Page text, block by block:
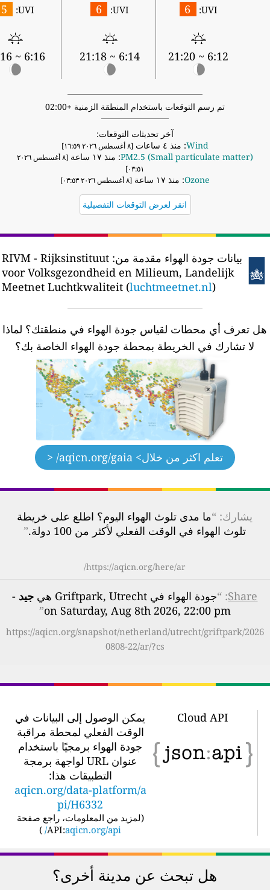
UVI:
6
6:12 ~ 21:20
UVI:
6
6:14 ~ 21:18
UVI:
5
6:16 ~ 21:16
تم رسم التوقعات باستخدام المنطقة الزمنية +02:00
آخر تحديثات التوقعات:
Wind: منذ ٤ ساعات
PM2.5 (Small particulate matter): منذ ١٧ ساعة
[٨ أغسطس ٢٠٢٦
٠٣:٥١]
Ozone: منذ ١٧ ساعة
انقر لعرض التوقعات التفصيلية
بيانات جودة الهواء مقدمة من: RIVM - Rijksinstituut
voor Volksgezondheid en Milieum, Landelijk
Meetnet Luchtkwaliteit (luchtmeetnet.nl)
هل تعرف أي محطات لقياس جودة الهواء في منطقتك؟ لماذا
لا تشارك في الخريطة بمحطة جودة الهواء الخاصة بك؟
تعلم اكثر من خلال > aqicn.org/gaia/ <
يشارك: “ما مدى تلوث الهواء اليوم؟ اطلع على خريطة
تلوث الهواء في الوقت الفعلي لأكثر من 100 دولة.
”
https://aqicn.org/here/ar/
Share
: “جودة الهواء في Griftpark, Utrecht هي جيد-
on Saturday, Aug 8th 2026, 22:00 pm
”
https://aqicn.org/snapshot/netherland/utrecht/griftpark/2026
0808-22/ar/?cs
Cloud API
يمكن الوصول إلى البيانات في
الوقت الفعلي لمحطة مراقبة
جودة الهواء برمجيًا باستخدام
عنوان URL لواجهة برمجة
التطبيقات هذا:
aqicn.org/data-platform/a
pi/H6332
لمزيد من المعلومات، راجع صفحة
API:aqicn.org/api/
)
هل تبحث عن مدينة أخرى؟